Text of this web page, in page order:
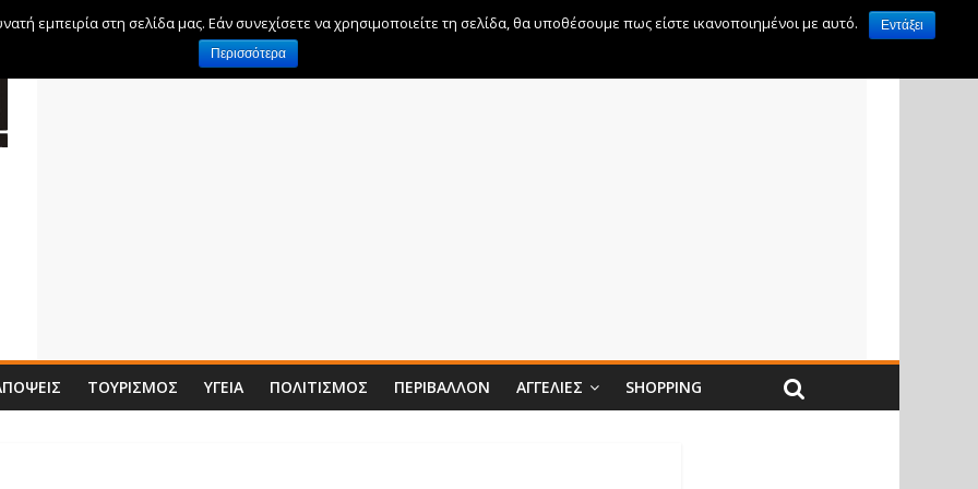
ΤΟΥΡΙΣΜΌΣ ΥΓΕΊΑ ΠΟΛΙΤΙΣΜΌΣ ΠΕΡΙΒΆΛΛΟΝ ΑΓΓΕΛΊΕΣ SHOPPING
εμπειρία στη σελίδα μας. Εάν συνεχίσετε να χρησιμοποιείτε τη σελίδα, θα υποθέσουμε πως είστε ικανοποιημένοι με αυτό.
Εντάξει
Περισσότερα